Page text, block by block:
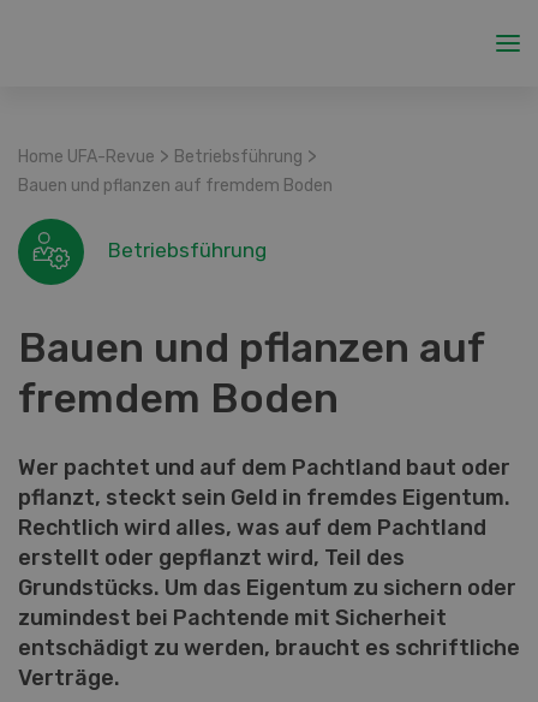
Home UFA-Revue > Betriebsführung >
Bauen und pflanzen auf fremdem Boden
Betriebsführung
Bauen und pflanzen auf
fremdem Boden
Wer pachtet und auf dem Pachtland baut oder
pflanzt, steckt sein Geld in fremdes Eigentum.
Rechtlich wird alles, was auf dem Pachtland
erstellt oder gepflanzt wird, Teil des
Grundstücks. Um das Eigentum zu sichern oder
zumindest bei Pachtende mit Sicherheit
entschädigt zu werden, braucht es schriftliche
Verträge.